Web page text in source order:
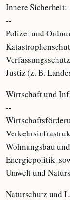
Innere Sicherheit:
--
Polizei und
Justiz (z. B.
Wirtschaft und
--
Wohnungsbau
Energiepolitik,
Umwelt und
Naturschutz und